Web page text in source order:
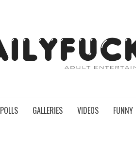
POLLS GALLERIES VIDEOS FUNNY